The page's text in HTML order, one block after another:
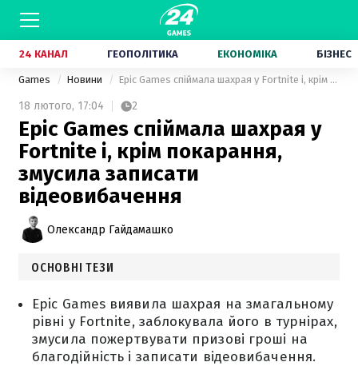
24 КАНАЛ ГЕОПОЛІТИКА ЕКОНОМІКА БІЗНЕС
Games Новини Epic Games спіймала шахрая у Fortnite і, крім покарання, змусила записати відеовибачення
18 лютого, 17:04 2
Epic Games спіймала шахрая у
Fortnite і, крім покарання,
змусила записати
відеовибачення
Олександр Гайдамашко
ОСНОВНІ ТЕЗИ
Epic Games виявила шахрая на змагальному
рівні у Fortnite, заблокувала його в турнірах,
змусила пожертвувати призові гроші на
благодійність і записати відеовибачення.